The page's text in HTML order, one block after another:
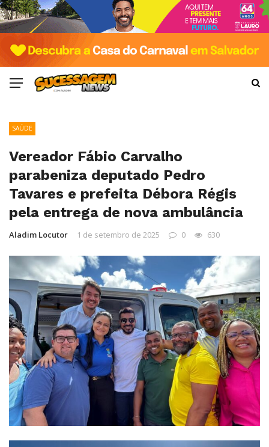
SAÚDE
Vereador Fábio Carvalho
parabeniza deputado Pedro
Tavares e prefeita Débora Régis
pela entrega de nova ambulância
Aladim Locutor 1 de setembro de 2025 0 630